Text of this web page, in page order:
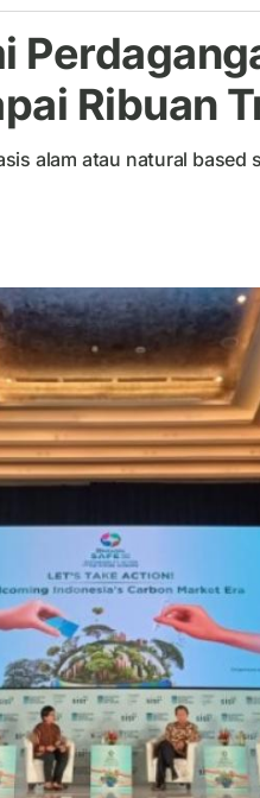
Ribuan
alam atau natural based